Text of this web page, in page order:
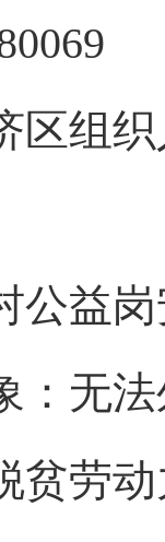
组织
益岗
无法
贫劳